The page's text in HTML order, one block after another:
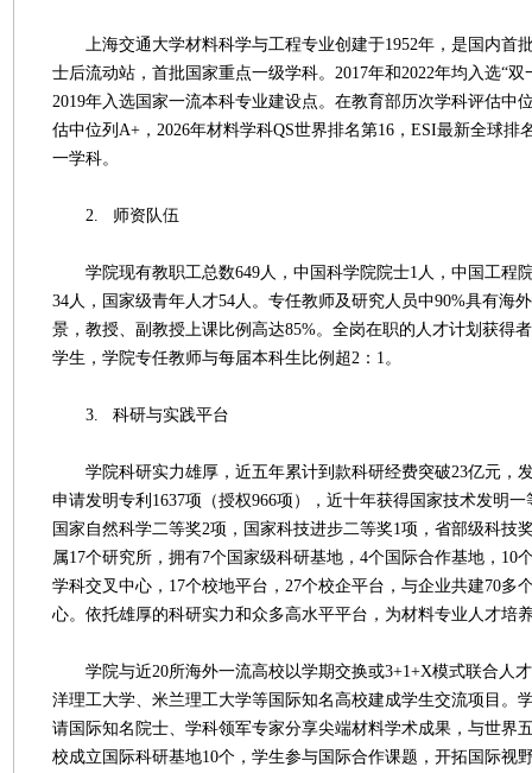
上海交通大学材料科学与工程专业创建于1952年，是国内首
士后流动站，首批国家重点一级学科。2017年和2022年均入选“双
2019年入选国家一流本科专业建设点。在教育部历次学科评估中
估中位列A+，2026年材料学科QS世界排名第16，ESI最新全球排
一学科。
2. 师资队伍
学院现有教职工总数649人，中国科学院院士1人，中国工程
34人，国家级青年人才54人。专任教师及研究人员中90%具有海
景，教授、副教授上课比例高达85%。全岗在职的人才计划获得
学生，学院专任教师与每届本科生比例超2：1。
3. 科研与实践平台
学院科研实力雄厚，近五年累计到款科研经费突破23亿元，发
申请发明专利1637项（授权966项），近十年获得国家技术发明
国家自然科学二等奖2项，国家科技进步二等奖1项，省部级科技
属17个研究所，拥有7个国家级科研基地，4个国际合作基地，10
学科交叉中心，17个校地平台，27个校企平台，与企业共建70多
心。依托雄厚的科研实力和众多高水平平台，为材料专业人才培
学院与近20所海外一流高校以学期交换或3+1+X模式联合人
洋理工大学、米兰理工大学等国际知名高校建成学生交流项目。
请国际知名院士、学科领军专家分享尖端材料学术成果，与世界
校成立国际科研基地10个，学生参与国际合作课题，开拓国际视